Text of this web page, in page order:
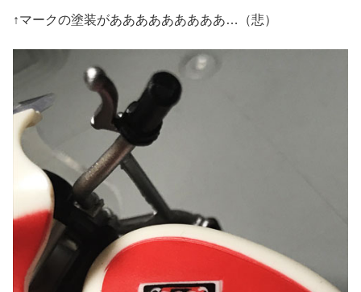
↑マークの塗装があああああああああ…（悲）